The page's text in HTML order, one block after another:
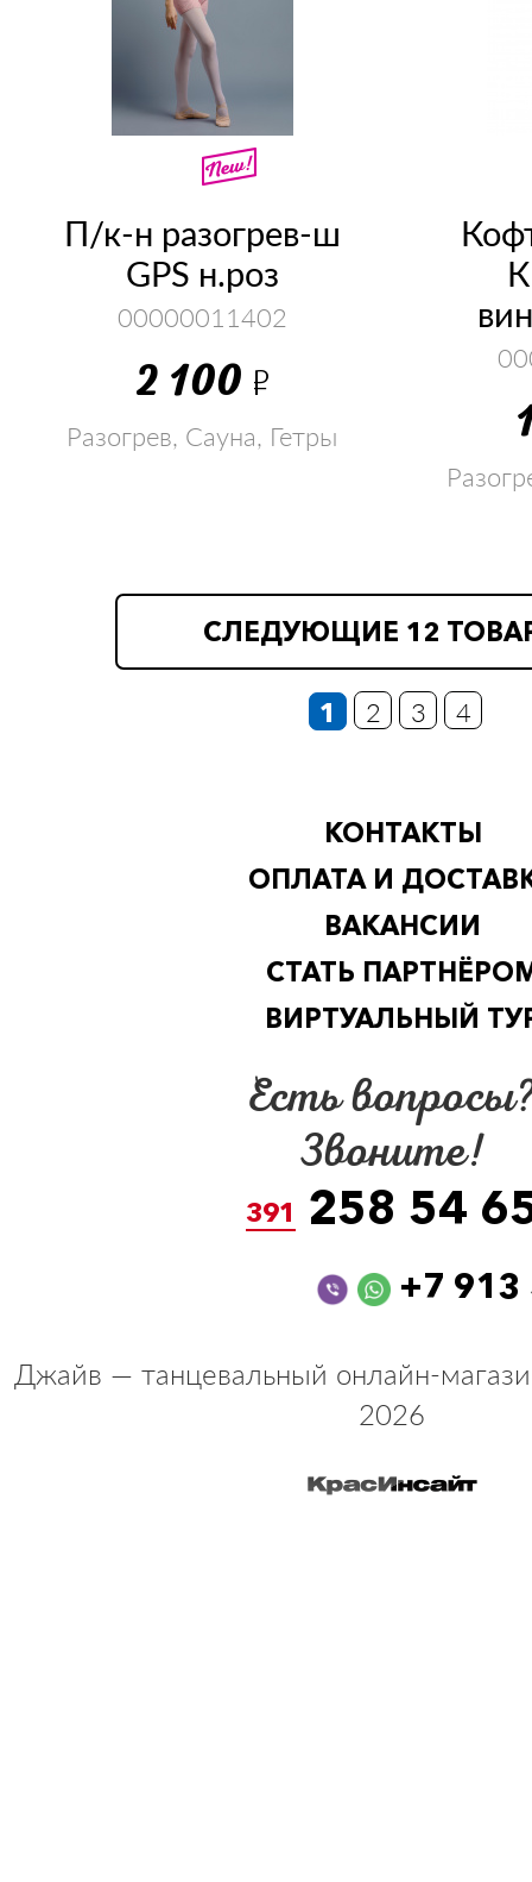
П/к-н разогрев-ш
GPS н.роз
00000011402
2 100 Р
Разогрев, Сауна, Гетры
СЛЕДУЮЩИЕ 12
1 2 3 4
КОНТАКТЫ
ОПЛАТА И
ВАКАНСИИ
СТАТЬ
ВИРТУАЛЬНЫЙ
Есть
Звоните!
391 258 54
+7
Джайв — танцевальный онлайн-
2026